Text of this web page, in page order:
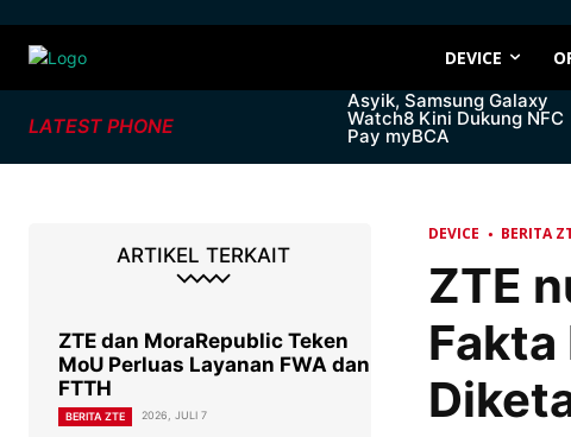
DEVICE
LATEST PHONE
Asyik, Samsung Galaxy
Watch8 Kini Dukung NFC
Pay myBCA
ARTIKEL TERKAIT
ZTE dan MoraRepublic Teken
MoU Perluas Layanan FWA dan
FTTH
BERITA ZTE 2026, JULI 7
DEVICE BERITA
ZTE